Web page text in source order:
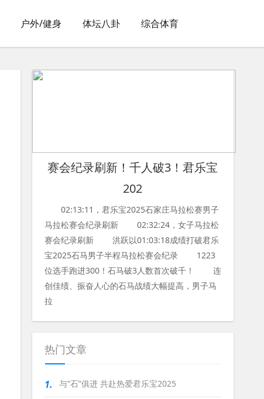
户外/健身 体坛八卦 综合体育
赛会纪录刷新！千人破3！君乐宝
202
02:13:11，君乐宝2025石家庄马拉松赛男子
马拉松赛会纪录刷新 02:32:24，女子马拉松
赛会纪录刷新 洪跃以01:03:18成绩打破君乐
宝2025石马男子半程马拉松赛会纪录 1223
位选手跑进300！石马破3人数首次破千！ 连
创佳绩、振奋人心的石马战绩大幅提高，男子马
拉
热门文章
1. 与“石”俱进 共赴热爱君乐宝2025